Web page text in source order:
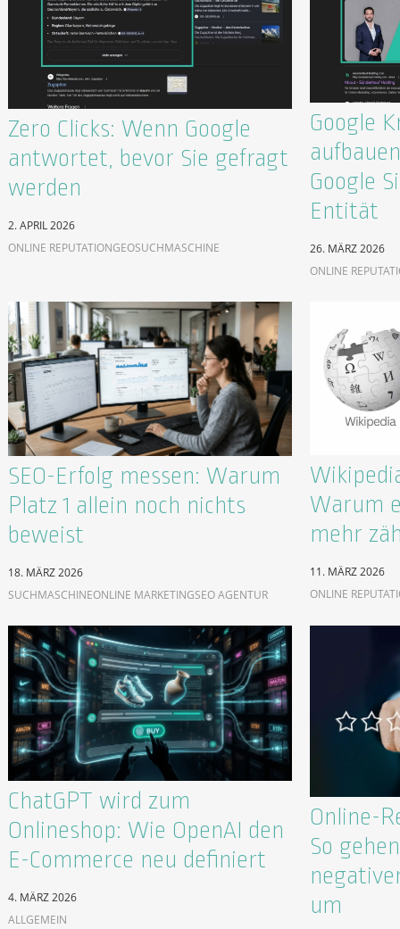
Zero Clicks: Wenn Google
antwortet, bevor Sie gefragt
werden
2. APRIL 2026
ONLINE REPUTATIONGEOSUCHMASCHINE
Google
Google
Entität
26. MÄRZ 2026
ONLINE
SEO-Erfolg messen: Warum
Platz 1 allein noch nichts
beweist
18. MÄRZ 2026
SUCHMASCHINEONLINE MARKETINGSEO AGENTUR
Warum
mehr
11. MÄRZ 2026
ONLINE
ChatGPT wird zum
Onlineshop: Wie OpenAI den
E-Commerce neu definiert
4. MÄRZ 2026
ALLGEMEIN
Online-
So
um